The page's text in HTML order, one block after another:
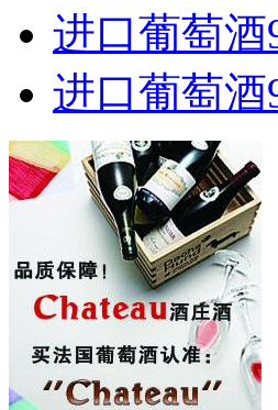
进口葡萄
进口葡萄